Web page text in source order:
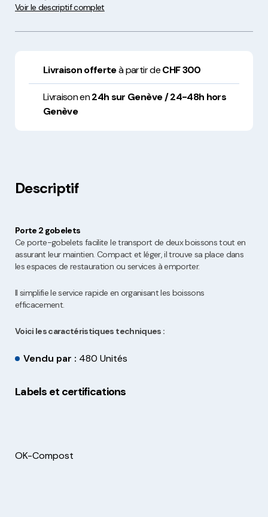
Voir le descriptif complet
Livraison offerteà partir deCHF 300
Livraison en24h sur Genève / 24-48h hors
Genève
Descriptif
Porte 2 gobelets
Ce porte-gobelets facilite le transport de deux boissons tout en
assurant leur maintien. Compact et léger, il trouve sa place dans
les espaces de restauration ou services à emporter.
Il simplifie le service rapide en organisant les boissons
efficacement.
Voici les caractéristiques techniques :
Vendu par : 480 Unités
Labels et certifications
OK-Compost